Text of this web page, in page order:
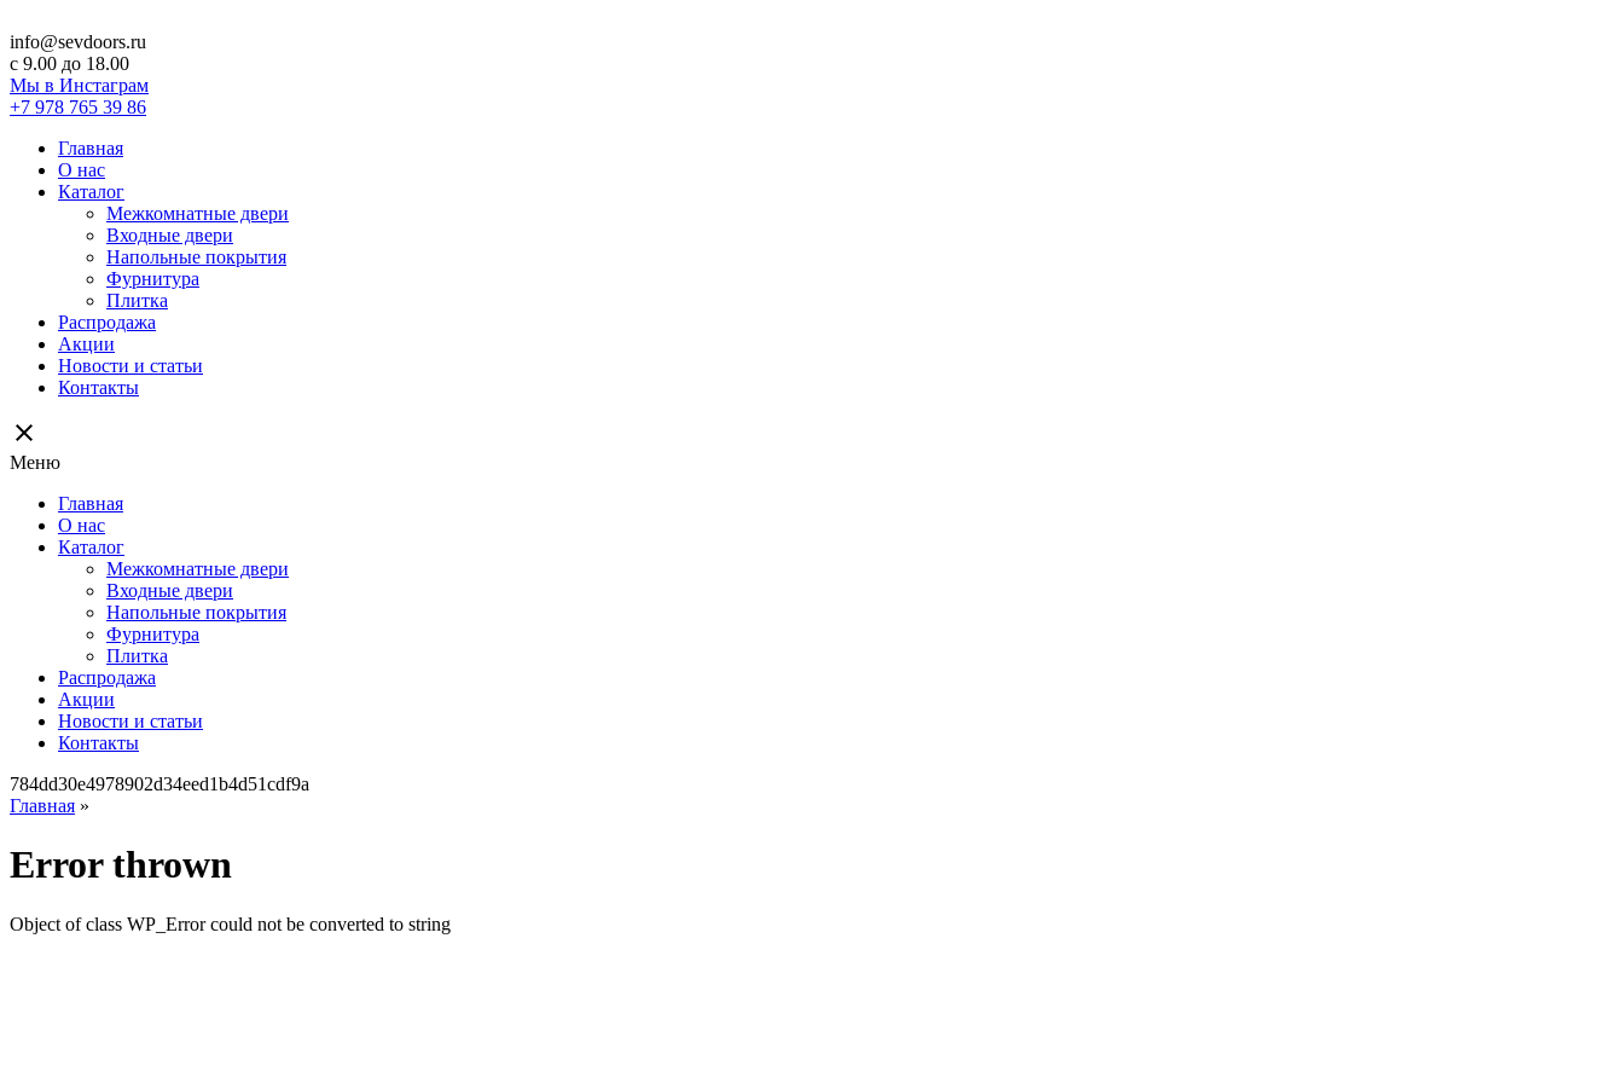
info@sevdoors.ru
c 9.00 до 18.00
Мы в Инстаграм
+7 978 765 39 86
Главная
О нас
Каталог
Межкомнатные двери
Входные двери
Напольные покрытия
Фурнитура
Плитка
Распродажа
Акции
Новости и статьи
Контакты
close
Меню
Главная
О нас
Каталог
Межкомнатные двери
Входные двери
Напольные покрытия
Фурнитура
Плитка
Распродажа
Акции
Новости и статьи
Контакты
784dd30e4978902d34eed1b4d51cdf9a
Главная »
Error thrown
Object of class WP_Error could not be converted to string